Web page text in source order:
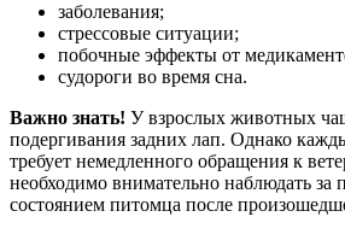
заболевания;
стрессовые ситуации;
побочные эффекты от
судороги во время сна.
Важно знать! У взрослых животных
подергивания задних лап. Однако
требует немедленного обращения к
необходимо внимательно наблюдать за
состоянием питомца после